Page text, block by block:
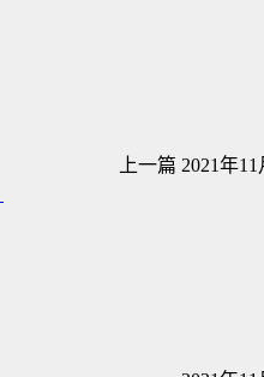
上一篇 2021年11